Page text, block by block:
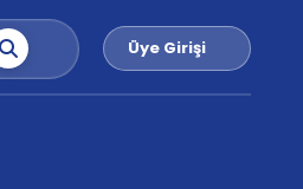
Üye Girişi